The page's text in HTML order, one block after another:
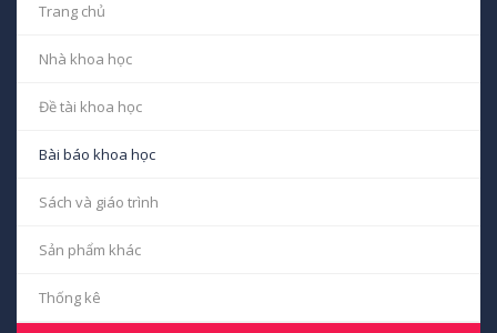
Trang chủ
Nhà khoa học
Đề tài khoa học
Bài báo khoa học
Sách và giáo trình
Sản phẩm khác
Thống kê